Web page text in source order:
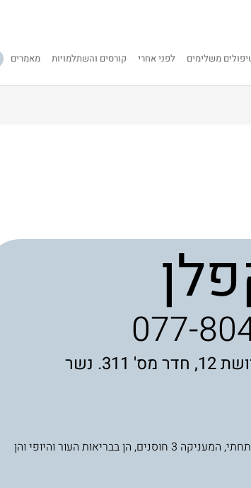
משלימים לפני אחרי קורסים והשתלמויות מאמרים
077-
נשר
משלבת את שיטת שלושת הרבדים שפיתחתי, המעניקה 3 חוסנים, הן בבריאות העור והיופי והן